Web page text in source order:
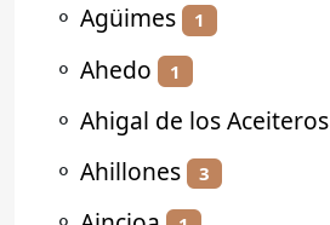
⚬ Agüimes 1
⚬ Ahedo 1
⚬ Ahigal de los Aceiteros
⚬ Ahillones 3